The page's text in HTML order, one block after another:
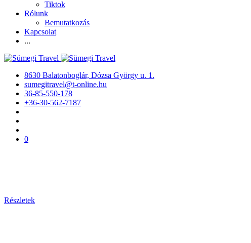
Tiktok
Rólunk
Bemutatkozás
Kapcsolat
...
8630 Balatonboglár, Dózsa György u. 1.
sumegitravel@t-online.hu
36-85-550-178
+36-30-562-7187
0
Részletek